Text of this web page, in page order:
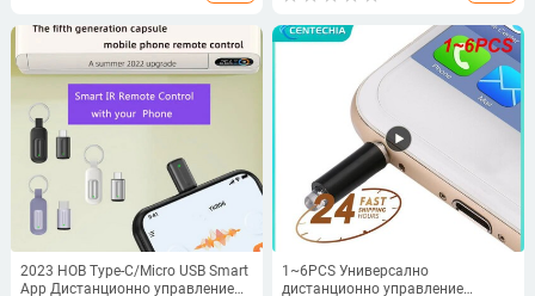
2023 НОВ Type-C/Micro USB Smart
App Дистанционно управление
1~6PCS Универсално
дистанционно управление